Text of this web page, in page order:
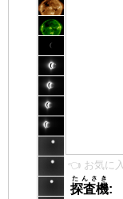
👈 お気に
探査機
たんさき
: